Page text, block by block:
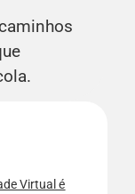
Virtual é